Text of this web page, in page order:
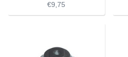
€9,75